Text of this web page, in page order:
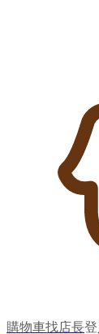
購物車找店長登